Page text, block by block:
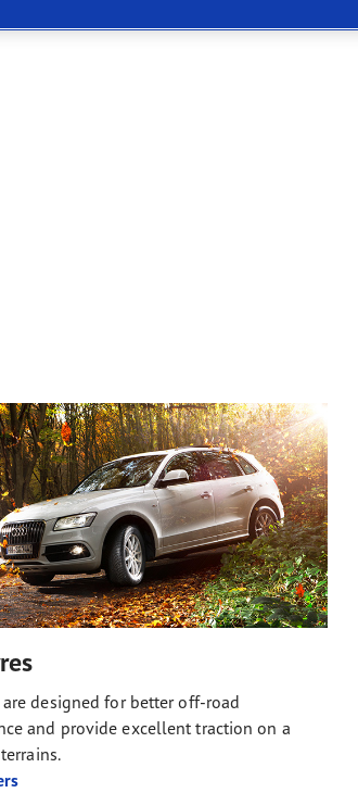
are designed for better off-road
and provide excellent traction on a